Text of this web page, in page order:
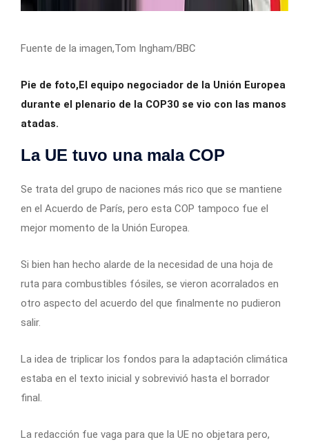
Fuente de la imagen,Tom Ingham/BBC
Pie de foto,El equipo negociador de la Unión Europea
durante el plenario de la COP30 se vio con las manos
atadas.
La UE tuvo una mala COP
Se trata del grupo de naciones más rico que se mantiene
en el Acuerdo de París, pero esta COP tampoco fue el
mejor momento de la Unión Europea.
Si bien han hecho alarde de la necesidad de una hoja de
ruta para combustibles fósiles, se vieron acorralados en
otro aspecto del acuerdo del que finalmente no pudieron
salir.
La idea de triplicar los fondos para la adaptación climática
estaba en el texto inicial y sobrevivió hasta el borrador
final.
La redacción fue vaga para que la UE no objetara pero,